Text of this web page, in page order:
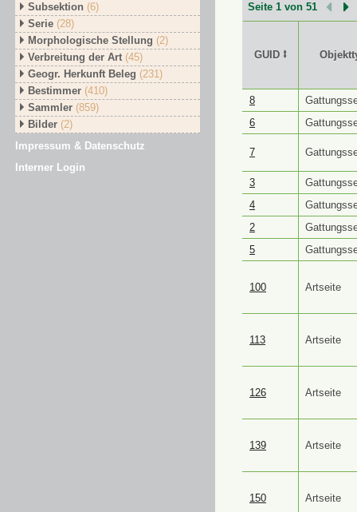
Subsektion (6)
Serie (28)
Morphologische Stellung (2)
Verbreitung der Art (45)
Geogr. Herkunft Beleg (231)
Bestimmer (410)
Sammler (859)
Bilder (2)
Impressum & Datenschutz
Interner Login
Seite 1 von 51
GUID ⭥
GUID ⭥
8
6
7
3
4
2
5
100 Artseite
113 Artseite
126 Artseite
139 Artseite
150 Artseite